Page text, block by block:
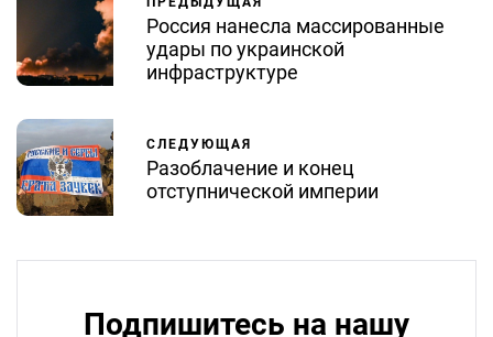
Россия нанесла массированные
удары по украинской
инфраструктуре
СЛЕДУЮЩАЯ
Разоблачение и конец
отступнической империи
Подпишитесь на нашу